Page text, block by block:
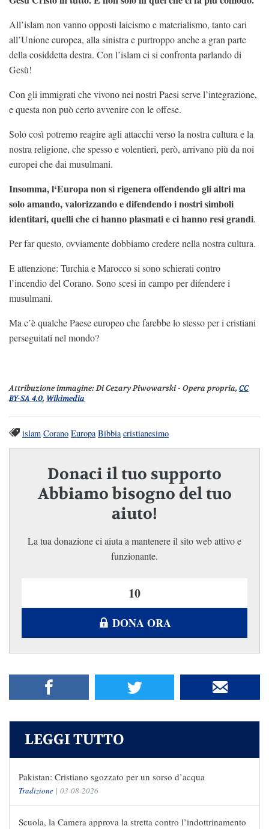
All’islam non vanno opposti laicismo e materialismo, tanto cari
all’Unione europea, alla sinistra e purtroppo anche a gran parte
della cosiddetta destra. Con l’islam ci si confronta parlando di
Gesù!
Con gli immigrati che vivono nei nostri Paesi serve l’integrazione,
e questa non può certo avvenire con le offese.
Solo così potremo reagire agli attacchi verso la nostra cultura e la
nostra religione, che spesso e volentieri, però, arrivano più da noi
europei che dai musulmani.
Insomma, l‘Europa non si rigenera offendendo gli altri ma
solo amando, valorizzando e difendendo i nostri simboli
identitari, quelli che ci hanno plasmati e ci hanno resi grandi.
Per far questo, ovviamente dobbiamo credere nella nostra cultura.
E attenzione: Turchia e Marocco si sono schierati contro
l’incendio del Corano. Sono scesi in campo per difendere i
musulmani.
Ma c’è qualche Paese europeo che farebbe lo stesso per i cristiani
perseguitati nel mondo?
Attribuzione immagine: Di Cezary Piwowarski - Opera propria, CC
BY-SA 4.0, Wikimedia
islam Corano Europa Bibbia cristianesimo
Donaci il tuo supporto
Abbiamo bisogno del tuo
aiuto!
La tua donazione ci aiuta a mantenere il sito web attivo e
funzionante.
DONA ORA
LEGGI TUTTO
Pakistan: Cristiano sgozzato per un sorso d’acqua
Tradizione | 03-08-2026
Scuola, la Camera approva la stretta contro l’indottrinamento